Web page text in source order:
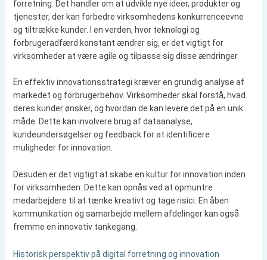
forretning. Det handler om at udvikle nye ideer, produkter og
tjenester, der kan forbedre virksomhedens konkurrenceevne
og tiltrække kunder. I en verden, hvor teknologi og
forbrugeradfærd konstant ændrer sig, er det vigtigt for
virksomheder at være agile og tilpasse sig disse ændringer.
En effektiv innovationsstrategi kræver en grundig analyse af
markedet og forbrugerbehov. Virksomheder skal forstå, hvad
deres kunder ønsker, og hvordan de kan levere det på en unik
måde. Dette kan involvere brug af dataanalyse,
kundeundersøgelser og feedback for at identificere
muligheder for innovation.
Desuden er det vigtigt at skabe en kultur for innovation inden
for virksomheden. Dette kan opnås ved at opmuntre
medarbejdere til at tænke kreativt og tage risici. En åben
kommunikation og samarbejde mellem afdelinger kan også
fremme en innovativ tankegang.
Historisk perspektiv på digital forretning og innovation